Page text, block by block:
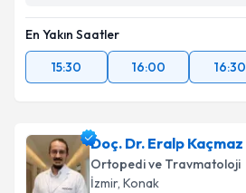
En Yakın Saatler
15:30
16:00 16:30
Doç. Dr. Eralp Kaçmaz
Ortopedi ve Travmatoloji
İzmir, Konak